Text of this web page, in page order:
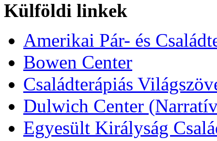
Külföldi linkek
Amerikai Pár- és
Bowen Center
Családterápiás
Dulwich Center
Egyesült Királyság